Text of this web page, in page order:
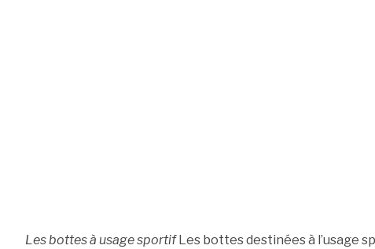
Les bottes à usage sportifLes bottes destinées à l’usage